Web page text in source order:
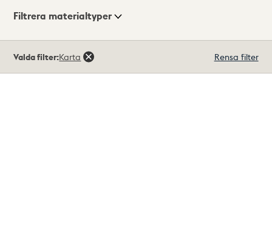
Visningsläge
Filtrera materialtyper
träffar
Valda filter:Karta Rensa filter